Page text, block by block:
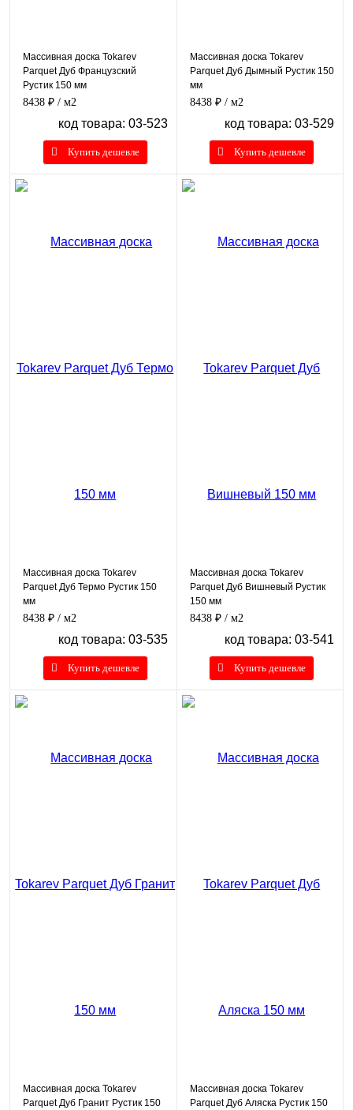
Массивная доска Tokarev
Parquet Дуб Французский
Рустик 150 мм
8438 ₽ / м2
код товара: 03-523
Купить дешевле
Массивная доска Tokarev
Parquet Дуб Дымный Рустик 150
мм
8438 ₽ / м2
код товара: 03-529
Купить дешевле
Массивная доска Tokarev
Parquet Дуб Термо Рустик 150
мм
8438 ₽ / м2
код товара: 03-535
Купить дешевле
Массивная доска Tokarev
Parquet Дуб Вишневый Рустик
150 мм
8438 ₽ / м2
код товара: 03-541
Купить дешевле
Массивная доска Tokarev
Parquet Дуб Гранит Рустик 150
Массивная доска Tokarev
Parquet Дуб Аляска Рустик 150